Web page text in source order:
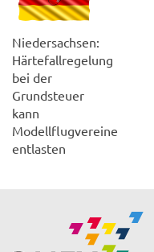
Niedersachsen:
Härtefallregelung
bei der
Grundsteuer
kann
Modellflugvereine
entlasten